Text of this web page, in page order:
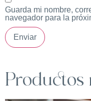
Guarda mi nombre,
navegador para la
Productos